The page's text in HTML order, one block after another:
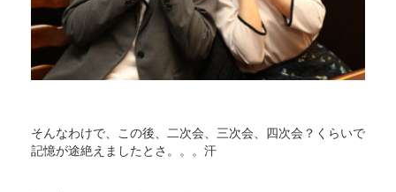
そんなわけで、この後、二次会、三次会、四次会？くらいで
記憶が途絶えましたとさ。。。汗